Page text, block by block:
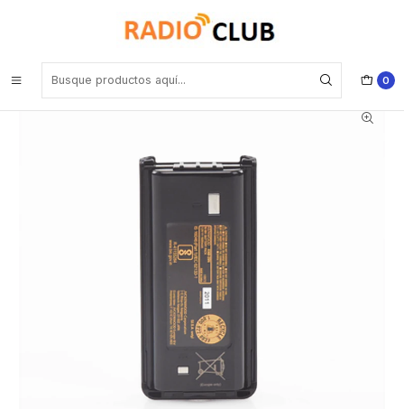
0
Kenwood KNB-29N Batería original Ni-Mh 7,2V / 1500mAh
compatible con portátiles TK-2200L, TK-2200P, TK-2200LP, TK-,